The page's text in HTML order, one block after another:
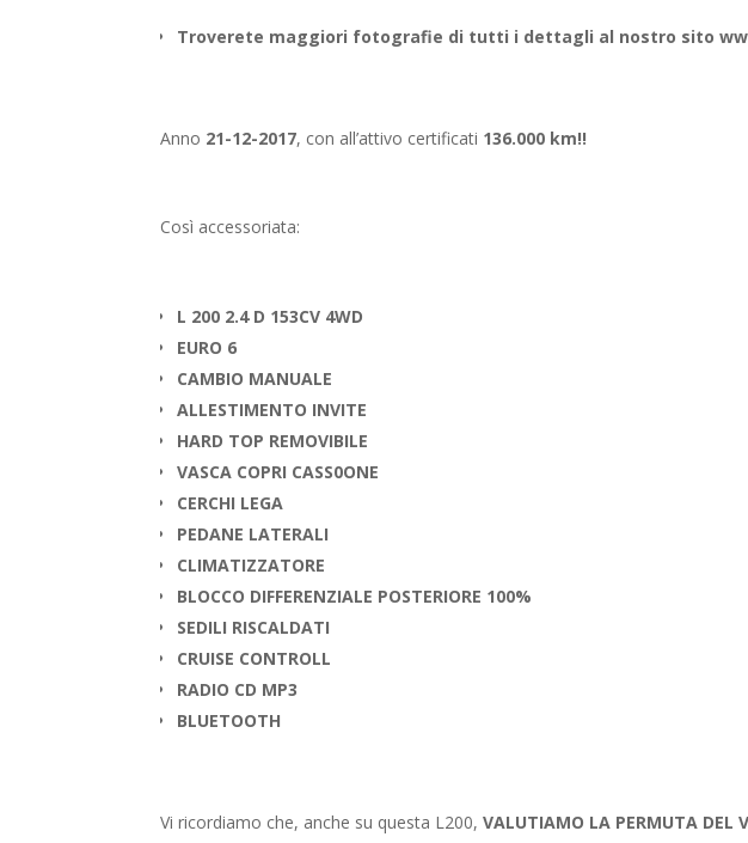
Troverete maggiori fotografie di tutti i dettagli al nostro sito
Anno 21-12-2017, con all’attivo certificati 136.000 km!!
Così accessoriata:
L 200 2.4 D 153CV 4WD
EURO 6
CAMBIO MANUALE
ALLESTIMENTO INVITE
HARD TOP REMOVIBILE
VASCA COPRI CASS0ONE
CERCHI LEGA
PEDANE LATERALI
CLIMATIZZATORE
BLOCCO DIFFERENZIALE POSTERIORE 100%
SEDILI RISCALDATI
CRUISE CONTROLL
RADIO CD MP3
BLUETOOTH
Vi ricordiamo che, anche su questa L200,VALUTIAMO LA PERMUTA DEL